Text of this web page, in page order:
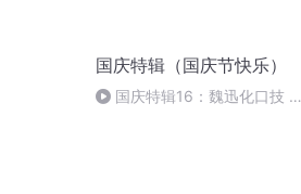
国庆特辑（国庆节快乐）
国庆特辑16：魏迅化口技 二